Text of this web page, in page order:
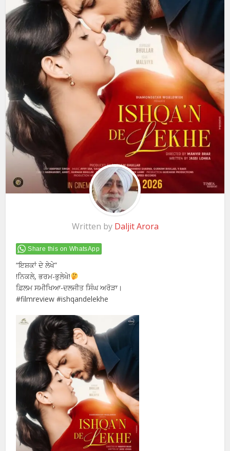
Written by Daljit Arora
Share this on WhatsApp
“ਇਸ਼ਕਾਂ ਦੇ ਲੇਖੇ”
!ਨਿਕਲੇ, ਭਰਮ-ਭੁਲੇਖੇ!
ਫ਼ਿਲਮ ਸਮੀਖਿਆ-ਦਲਜੀਤ ਸਿੰਘ ਅਰੋੜਾ।
#filmreview #ishqandelekhe